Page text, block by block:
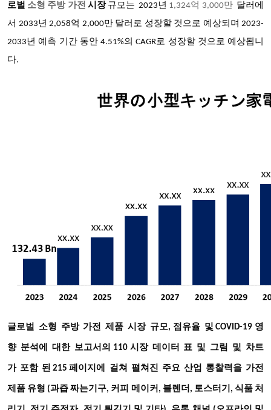
로벌 소형 주방 가전 시장규모는 2023년 1,324억 3,000만 달러에
서 2033년 2,058억 2,000만 달러로 성장할 것으로 예상되며 2023-
2033년 예측 기간 동안 4.51%의 CAGR로 성장할 것으로 예상됩니
다.
글로벌 소형 주방 가전 제품 시장 규모, 점유율 및COVID-19 영
향 분석에 대한 보고서의 110 시장 데이터 표 및 그림 및 차트
가 포함 된 215페이지에 걸쳐 펼쳐진 주요 산업 통찰력을 가전
제품 유형 (과즙 짜는기구, 커피 메이커, 블렌더, 토스터기, 식품 처